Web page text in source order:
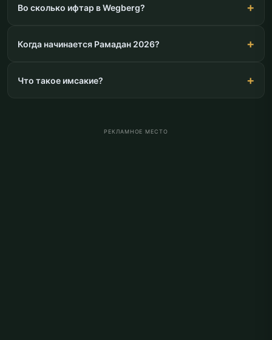
Во сколько ифтар в Wegberg?
Когда начинается Рамадан 2026?
Что такое имсакие?
РЕКЛАМНОЕ МЕСТО